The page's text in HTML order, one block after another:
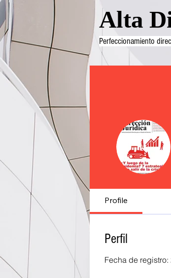
Alta
Perfeccionamiento
Profile
Perfil
Fecha de registro: